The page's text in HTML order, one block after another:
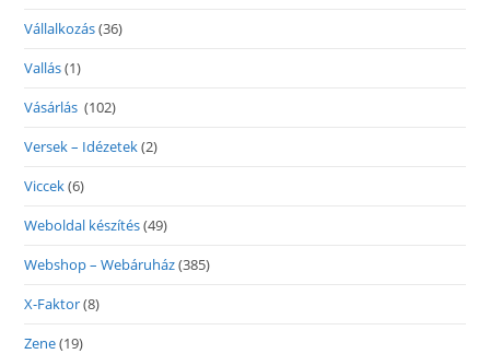
Vállalkozás(36)
Vallás(1)
Vásárlás (102)
Versek – Idézetek(2)
Viccek(6)
Weboldal készítés(49)
Webshop – Webáruház(385)
X-Faktor(8)
Zene(19)